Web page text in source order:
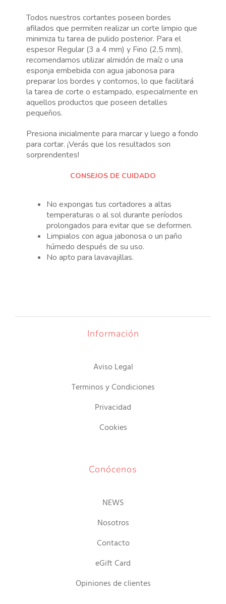
Todos nuestros cortantes poseen bordes
afilados que permiten realizar un corte limpio que
minimiza tu tarea de pulido posterior. Para el
espesor Regular (3 a 4 mm) y Fino (2,5 mm),
recomendamos utilizar almidón de maíz o una
esponja embebida con agua jabonosa para
preparar los bordes y contornos, lo que facilitará
la tarea de corte o estampado, especialmente en
aquellos productos que poseen detalles
pequeños.
Presiona inicialmente para marcar y luego a fondo
para cortar. ¡Verás que los resultados son
sorprendentes!
CONSEJOS DE CUIDADO
No expongas tus cortadores a altas
temperaturas o al sol durante períodos
prolongados para evitar que se deformen.
Limpialos con agua jabonosa o un paño
húmedo después de su uso.
No apto para lavavajillas.
Información
Aviso Legal
Terminos y Condiciones
Privacidad
Cookies
Conócenos
NEWS
Nosotros
Contacto
eGift Card
Opiniones de clientes